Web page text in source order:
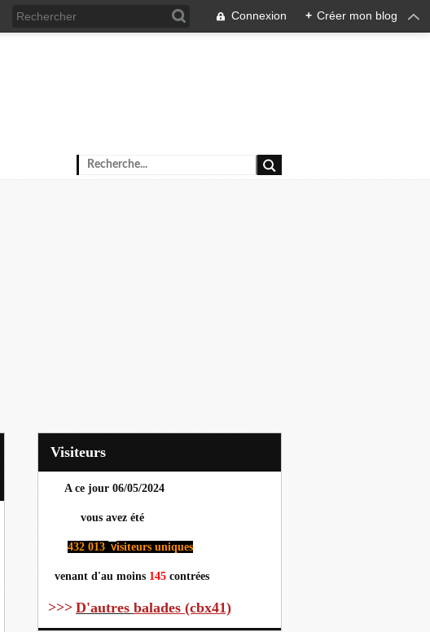
Connexion + Créer mon blog
Visiteurs
A ce jour 06/05/2024
vous avez été
432 013 visiteurs uniques
venant d'au moins 145 contrées
>>> D'autres balades (cbx41)